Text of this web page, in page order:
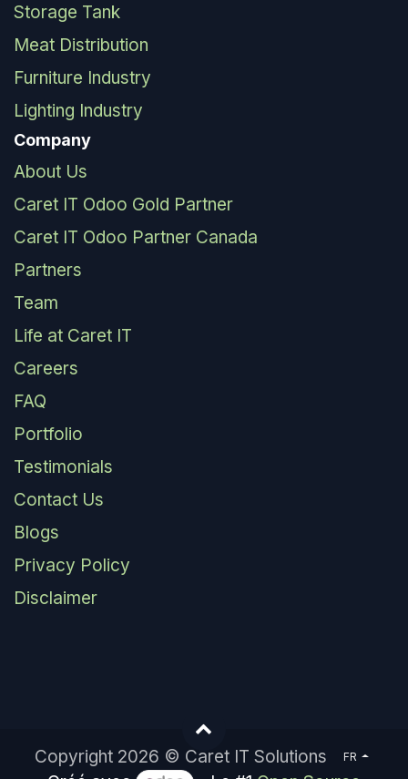
Storage Tank
Meat Distribution
Furniture Industry
Lighting Industry
Company
About Us
Caret IT Odoo Gold Partner
Caret IT Odoo Partner Canada
Partners
Team
Life at Caret IT
Careers
FAQ
Portfolio
Testimonials
Contact Us
Blogs
Privacy Policy
Disclaimer
Copyright 2026 © Caret IT Solutions FR